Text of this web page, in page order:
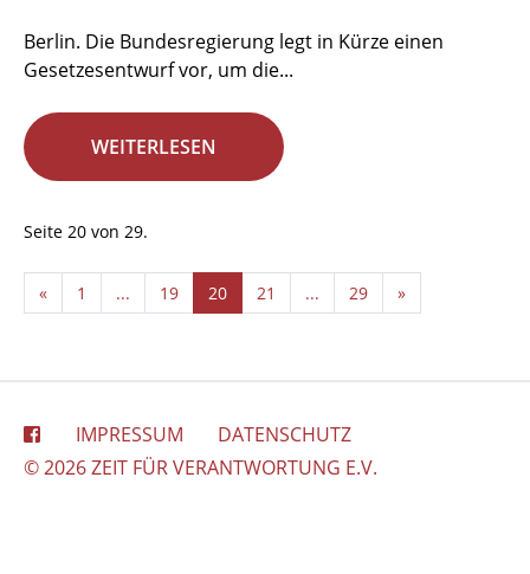
Berlin. Die Bundesregierung legt in Kürze einen
Gesetzesentwurf vor, um die...
WEITERLESEN
Seite 20 von 29.
« 1 ... 19 20 21 ... 29 »
IMPRESSUM
DATENSCHUTZ
© 2026 ZEIT FÜR VERANTWORTUNG E.V.